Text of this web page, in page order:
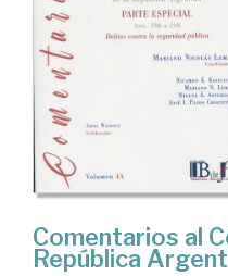
Comentarios al
República